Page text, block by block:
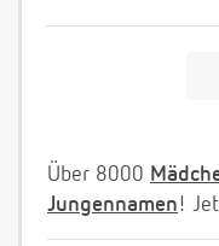
Über 8000
Jungennamen!